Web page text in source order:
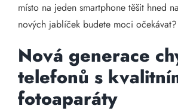
místo na jeden smartphone těšit hned
nových jablíček budete moci očekávat?
Nová generace
telefonů s
fotoaparáty